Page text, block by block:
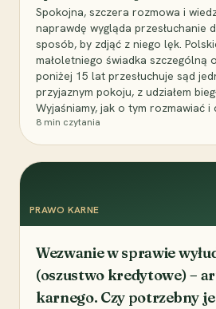
Spokojna, szczera rozmowa i
naprawdę wygląda przesłuchanie
sposób, by zdjąć z niego lęk.
małoletniego świadka szczególną
poniżej 15 lat przesłuchuje sąd
przyjaznym pokoju, z udziałem
Wyjaśniamy, jak o tym rozmawiać i
8 min czytania
PRAWO KARNE
Wezwanie w sprawie
(oszustwo kredytowe) –
karnego. Czy potrzebny